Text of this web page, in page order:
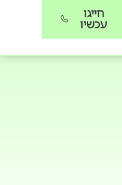
חייגו
עכשיו